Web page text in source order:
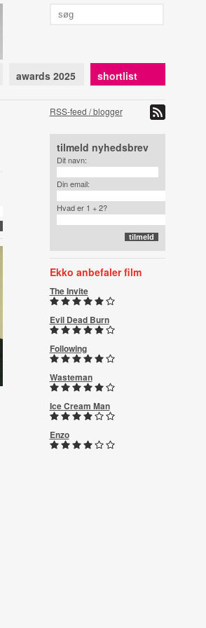
awards 2025 shortlist
RSS-feed / blogger
tilmeld nyhedsbrev
Dit navn:
Din email:
Hvad er 1 + 2?
Ekko anbefaler film
The Invite
Evil Dead Burn
Following
Wasteman
Ice Cream Man
Enzo